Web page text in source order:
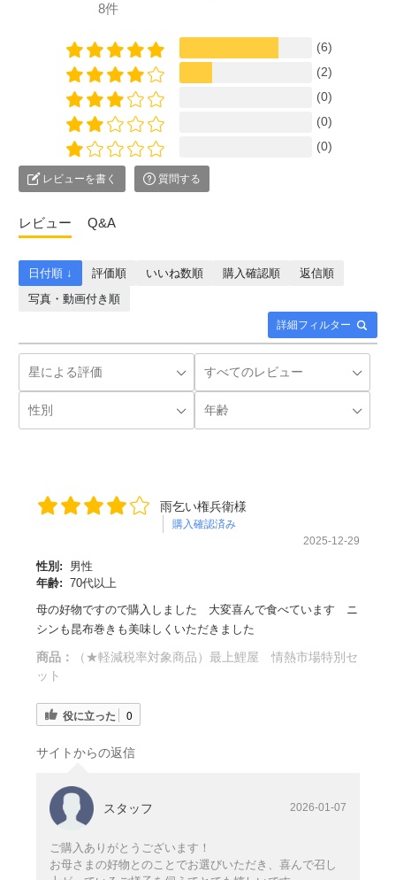
8件
(6)
(2)
(0)
(0)
(0)
レビューを書く 質問する
レビュー Q&A
詳細フィルター
日付順 ↓ 評価順 いいね数順 購入確認順
返信順
写真・動画付き順
雨乞い権兵衛様
購入確認済み
2025-12-29
性別:
男性
年齢: 70代以上
母の好物ですので購入しました 大変喜んで食べています ニ
シンも昆布巻きも美味しくいただきました
商品：
（★軽減税率対象商品）最上鯉屋 情熱市場特別セ
ット
役に立った 0
サイトからの返信
スタッフ 2026-01-07
ご購入ありがとうございます！
お母さまの好物とのことでお選びいただき、喜んで召し